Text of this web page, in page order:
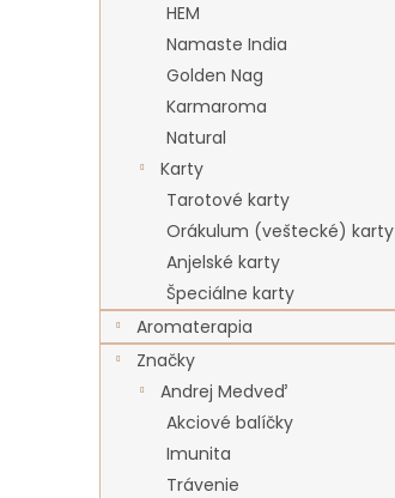
HEM
Namaste India
Golden Nag
Karmaroma
Natural
Karty
Tarotové karty
Orákulum (veštecké) karty
Anjelské karty
Špeciálne karty
Aromaterapia
Značky
Andrej Medveď
Akciové balíčky
Imunita
Trávenie